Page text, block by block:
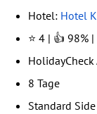
Hotel: Hotel
⭐ 4 | 👍
8 Tage
Standard